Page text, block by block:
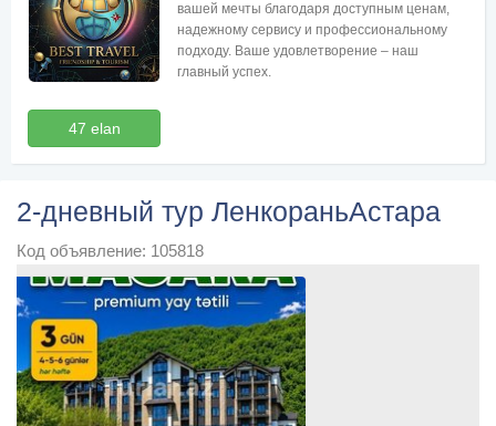
47 elan
вашей мечты благодаря доступным ценам,
надежному сервису и профессиональному
подходу. Ваше удовлетворение – наш
главный успех.
2-дневный тур ЛенкораньАстара
Код объявление: 105818